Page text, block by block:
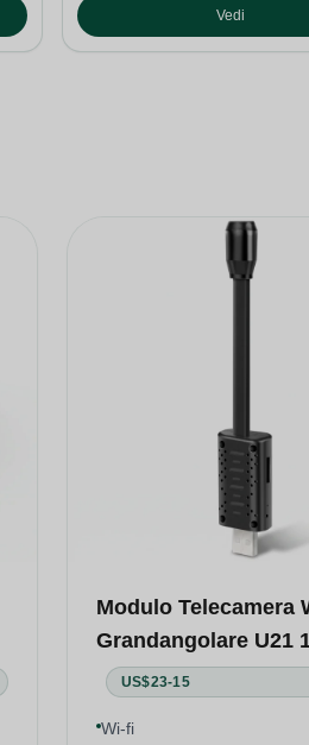
Vedi
Modulo Telecamera
Grandangolare U21
US$23-15
Wi-fi